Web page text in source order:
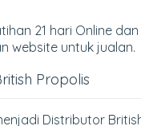
21 hari Online
website untuk jualan.
Propolis
Distributor